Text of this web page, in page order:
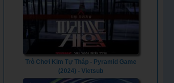
Trò Chơi Kim Tự Tháp - Pyramid Game
(2024) - Vietsub